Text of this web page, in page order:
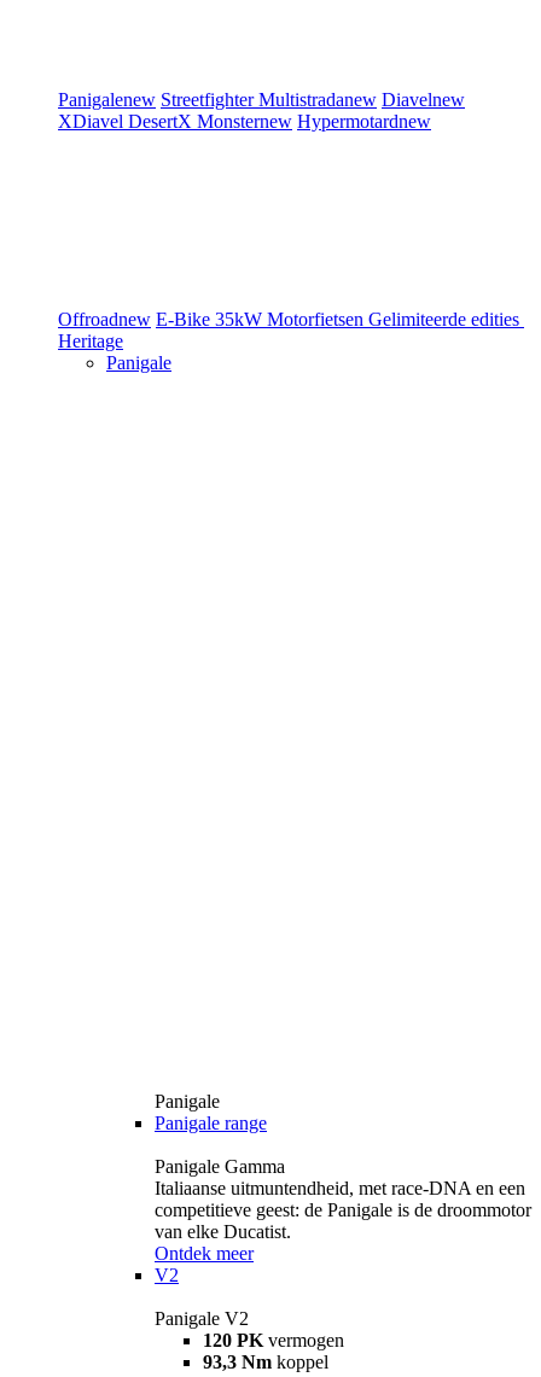
Panigalenew StreetfighterMultistradanew Diavelnew
XDiavel DesertX Monsternew Hypermotardnew
Offroadnew E-Bike 35kW Motorfietsen Gelimiteerde edities
Heritage
Panigale
Panigale
Panigale range
Panigale Gamma
Italiaanse uitmuntendheid, met race-DNA en een
competitieve geest: de Panigale is de droommotor
van elke Ducatist.
Ontdek meer
V2
Panigale V2
120 PK vermogen
93,3 Nm koppel